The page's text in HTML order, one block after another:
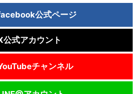
公式ページ
公式アカウント
チャンネル